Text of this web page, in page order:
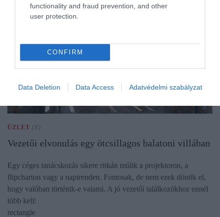
functionality and fraud prevention, and other
user protection.
CONFIRM
Data Deletion Data Access Adatvédelmi szabályzat
ÜZLET (X)
Vezetői elvonulás egy ötcsillagos balatoni villában
Egy céges tanácskozás sikere ritkán múlik a projektoron, a
flipcharton vagy a napirenden. Fontosak, de nem ezek döntik el,
hogy valóban történik-e valami. A jó vezetői találkozókhoz ennél
több kell:
rectangle